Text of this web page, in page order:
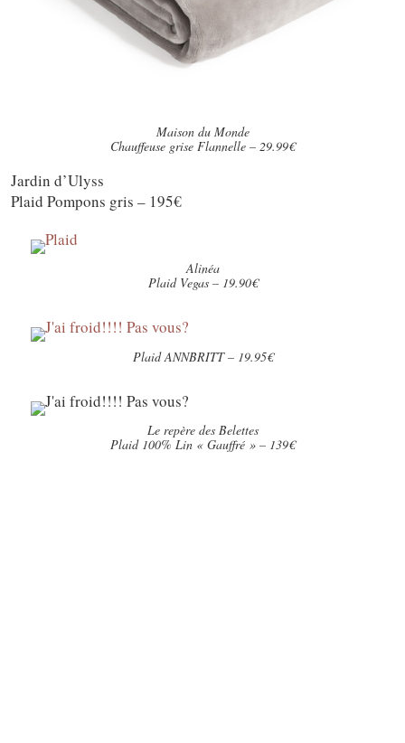
Maison du Monde
Chauffeuse grise Flannelle – 29.99€
Jardin d’Ulyss
Plaid Pompons gris – 195€
Alinéa
Plaid Vegas – 19.90€
Plaid ANNBRITT – 19.95€
Le repère des Belettes
Plaid 100% Lin « Gauffré » – 139€